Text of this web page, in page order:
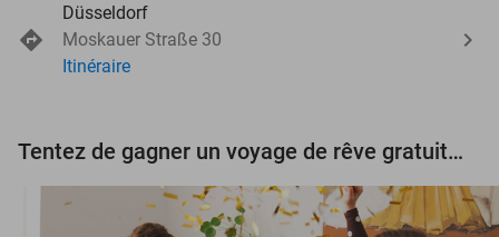
Düsseldorf
Moskauer Straße 30
Itinéraire
Tentez de gagner un voyage de rêve gratuit d'une valeur de 3.000 € !